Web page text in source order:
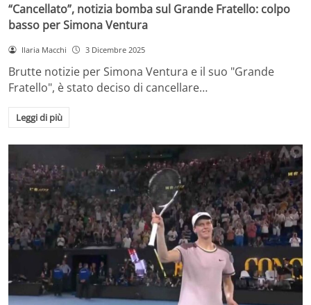
“Cancellato”, notizia bomba sul Grande Fratello: colpo
basso per Simona Ventura
Ilaria Macchi 3 Dicembre 2025
Brutte notizie per Simona Ventura e il suo "Grande
Fratello", è stato deciso di cancellare…
Leggi di più